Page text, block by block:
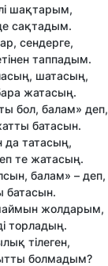
шақтарым,
сақтадым.
сендерге,
таппадым.
шатасың,
жатасың.
бол, балам» деп,
батасын.
татасың,
те жатасың.
балам» – деп,
батасын.
жолдарым,
торладың.
тілеген,
болмадым?